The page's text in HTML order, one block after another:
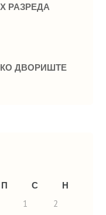
РАЗРЕДА
ДВОРИШТЕ
П С
Н
1
2